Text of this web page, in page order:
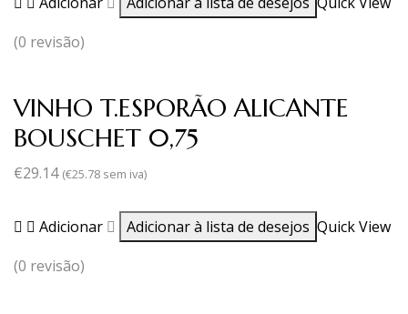
(0 revisão)
VINHO T.ESPORÃO ALICANTE
BOUSCHET 0,75
€29.14 (€25.78 sem iva)
Adicionar Adicionar à lista de desejos Quick View
(0 revisão)